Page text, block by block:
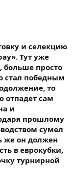
и селекцию
Тут уже
больше просто
стал победным
то
отпадет сам
и
прошлому
сумел
же он должен
в еврокубки,
турнирной